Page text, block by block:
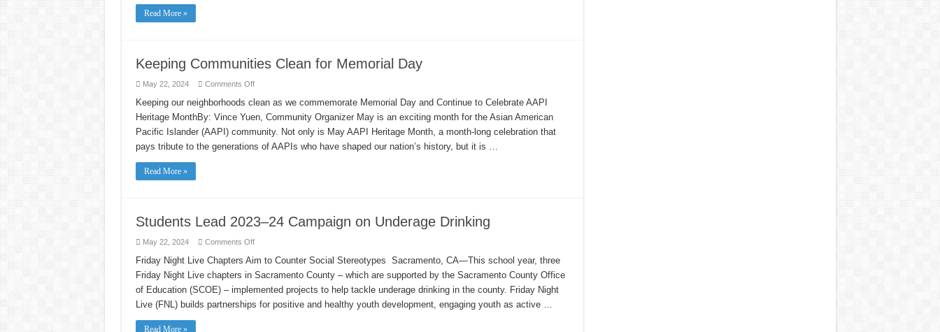
Read More »
Keeping Communities Clean for Memorial Day
May 22, 2024 Comments Offon
Communities
Clean
for
Day
Keeping our neighborhoods clean as we commemorate Memorial Day and Continue to Celebrate AAPI
Heritage MonthBy: Vince Yuen, Community Organizer May is an exciting month for the Asian American
Pacific Islander (AAPI) community. Not only is May AAPI Heritage Month, a month-long celebration that
pays tribute to the generations of AAPIs who have shaped our nation’s history, but it is …
Read More »
Students Lead 2023–24 Campaign on Underage Drinking
May 22, 2024 Comments Offon
Lead
2023–
24
on
Underage
Drinking
Friday Night Live Chapters Aim to Counter Social Stereotypes Sacramento, CA—This school year, three
Friday Night Live chapters in Sacramento County – which are supported by the Sacramento County Office
of Education (SCOE) – implemented projects to help tackle underage drinking in the county. Friday Night
Live (FNL) builds partnerships for positive and healthy youth development, engaging youth as active …
Read More »